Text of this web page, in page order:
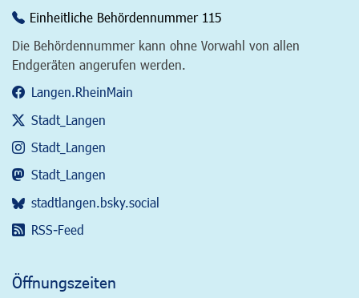
Einheitliche Behördennummer 115
Die Behördennummer kann ohne Vorwahl von allen
Endgeräten angerufen werden.
Langen.RheinMain
Stadt_Langen
Stadt_Langen
Stadt_Langen
stadtlangen.bsky.social
RSS-Feed
Öffnungszeiten